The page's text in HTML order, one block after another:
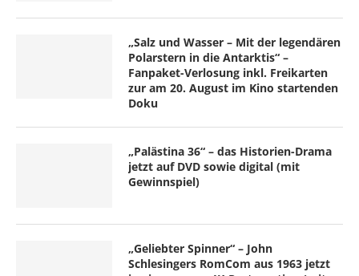
„Salz und Wasser – Mit der legendären
Polarstern in die Antarktis“ –
Fanpaket-Verlosung inkl. Freikarten
zur am 20. August im Kino startenden
Doku
„Palästina 36“ – das Historien-Drama
jetzt auf DVD sowie digital (mit
Gewinnspiel)
„Geliebter Spinner“ – John
Schlesingers RomCom aus 1963 jetzt